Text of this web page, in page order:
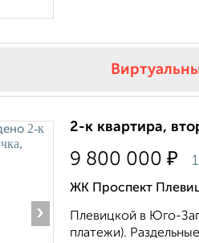
›
2-к квартира,
9 800 000 ₽
ЖК Проспект
Плевицкой в Юго-
платежи).